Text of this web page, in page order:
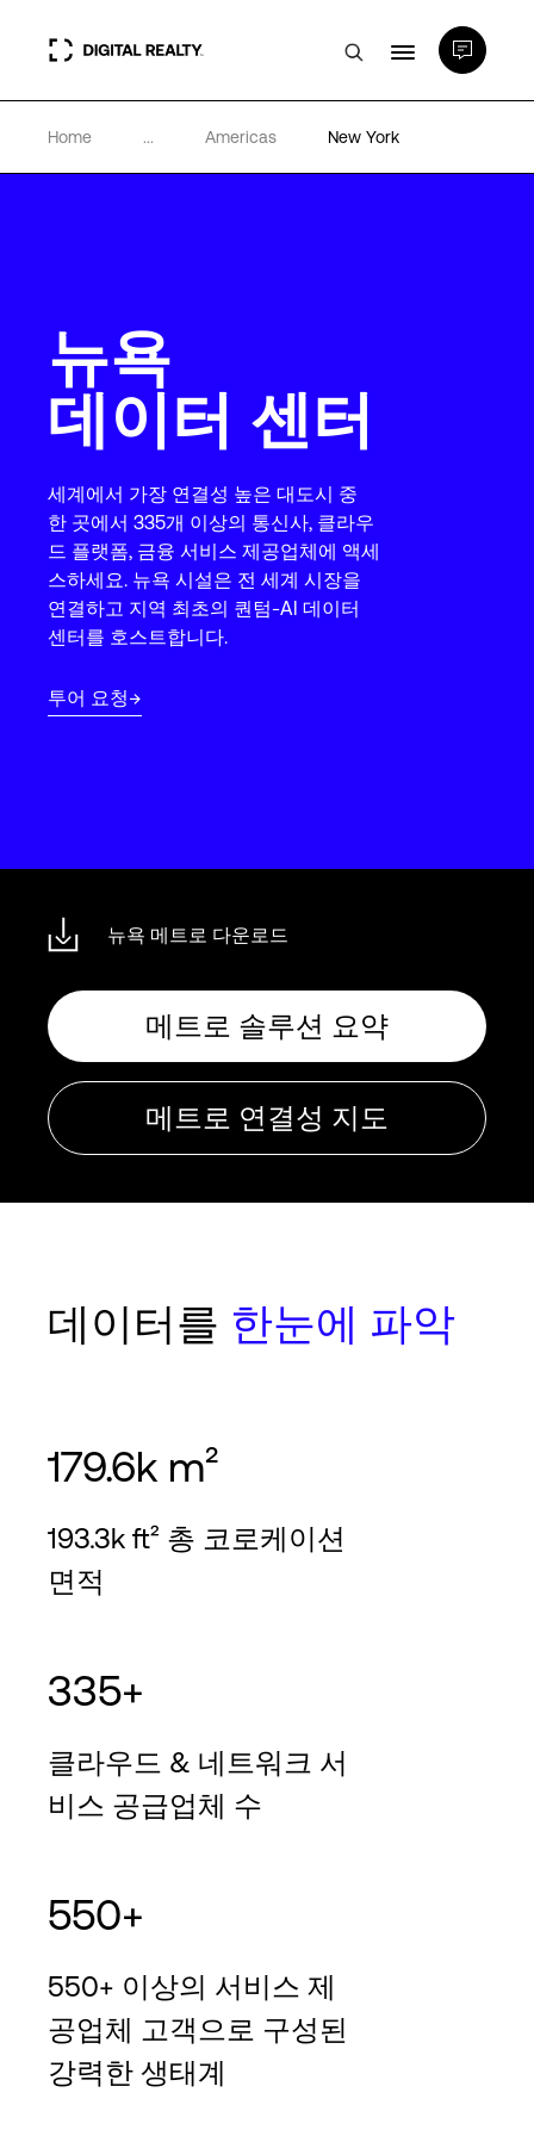
데이터 센터
전문성 및 리소스
Language
로그인
Home ... Americas New York
뉴욕
데이터 센터
세계에서 가장 연결성 높은 대도시 중
한 곳에서 335개 이상의 통신사, 클라우
드 플랫폼, 금융 서비스 제공업체에 액세
스하세요. 뉴욕 시설은 전 세계 시장을
연결하고 지역 최초의 퀀텀-AI 데이터
센터를 호스트합니다.
투어 요청
뉴욕 메트로 다운로드
메트로 솔루션 요약
메트로 연결성 지도
데이터를 한눈에 파악
179.6k m²
193.3k ft² 총 코로케이션
면적
335+
클라우드 & 네트워크 서
비스 공급업체 수
550+
550+ 이상의 서비스 제
공업체 고객으로 구성된
강력한 생태계